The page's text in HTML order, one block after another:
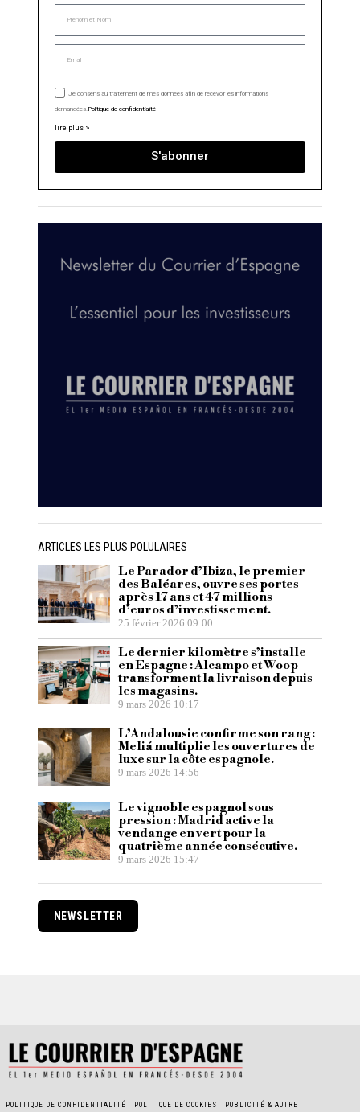
Je consens au traitement de mes données afin de recevoir les informations
demandées. Politique de confidentialité
lire plus >
S'abonner
ARTICLES LES PLUS POLULAIRES
Le Parador d’Ibiza, le premier
des Baléares, ouvre ses portes
après 17 ans et 47 millions
d’euros d’investissement.
25 février 2026 09:00
Le dernier kilomètre s’installe
en Espagne : Alcampo et Woop
transforment la livraison depuis
les magasins.
9 mars 2026 10:17
L’Andalousie confirme son rang :
Meliá multiplie les ouvertures de
luxe sur la côte espagnole.
9 mars 2026 14:56
Le vignoble espagnol sous
pression : Madrid active la
vendange en vert pour la
quatrième année consécutive.
9 mars 2026 15:47
NEWSLETTER
POLITIQUE DE CONFIDENTIALITÉ POLITIQUE DE COOKIES PUBLICITÉ & AUTRE